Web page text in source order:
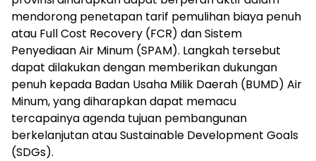
mendorong penetapan tarif pemulihan biaya penuh
atau Full Cost Recovery (FCR) dan Sistem
Penyediaan Air Minum (SPAM). Langkah tersebut
dapat dilakukan dengan memberikan dukungan
penuh kepada Badan Usaha Milik Daerah (BUMD) Air
Minum, yang diharapkan dapat memacu
tercapainya agenda tujuan pembangunan
berkelanjutan atau Sustainable Development Goals
(SDGs).